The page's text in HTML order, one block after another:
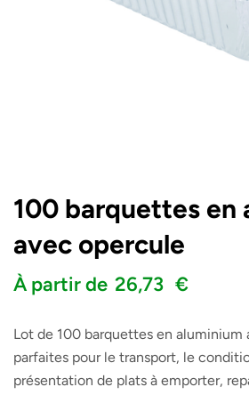
100 barquettes en
avec opercule
À partir de 26,73 €
Lot de 100 barquettes en aluminium
parfaites pour le transport, le
présentation de plats à emporter,